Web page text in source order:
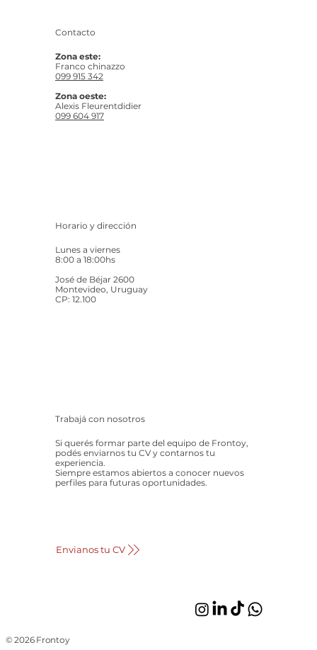
© 2026 Frontoy
Contacto
Zona este:
Franco chinazzo
099 915 342
Zona oeste:
Alexis Fleurentdidier
099 604 917
Horario y dirección
Lunes a viernes
8:00 a 18:00hs
José de Béjar 2600
Montevideo, Uruguay
CP: 12.100
Trabajá con nosotros
Si querés formar parte del equipo de Frontoy,
podés enviarnos tu CV y contarnos tu
experiencia.
Siempre estamos abiertos a conocer nuevos
perfiles para futuras oportunidades.
Envianos tu CV